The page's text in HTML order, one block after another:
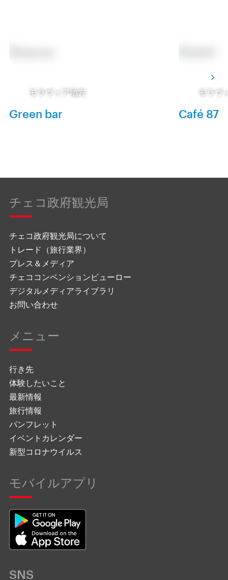
モラヴィア地方
Green bar
モラヴ
Café 87
チェコ政府観光局
チェコ政府観光局について
トレード（旅行業界）
プレス＆メディア
チェココンベンションビューロー
デジタルメディアライブラリ
お問い合わせ
メニュー
行き先
体験したいこと
最新情報
旅行情報
パンフレット
イベントカレンダー
新型コロナウイルス
モバイルアプリ
SNS